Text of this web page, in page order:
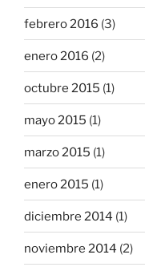
febrero 2016 (3)
enero 2016 (2)
octubre 2015 (1)
mayo 2015 (1)
marzo 2015 (1)
enero 2015 (1)
diciembre 2014 (1)
noviembre 2014 (2)